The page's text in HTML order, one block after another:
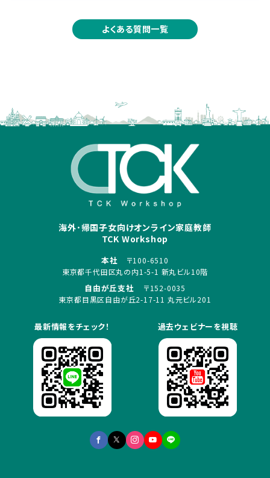
よくある質問一覧
海外･帰国子女向けオンライン家庭教師
TCK Workshop
本社
〒100-6510
東京都千代田区丸の内1-5-1 新丸ビル10階
自由が丘支社
〒152-0035
東京都目黒区自由が丘2-17-11 丸元ビル201
最新情報をチェック！ 過去ウェビナーを視聴